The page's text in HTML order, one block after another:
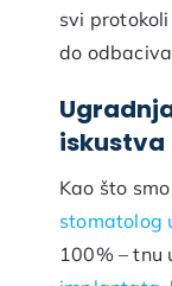
svi
do
iskustva
Kao što
stomatolog
100% – tnu